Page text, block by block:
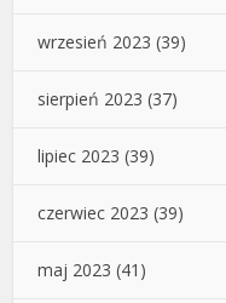
wrzesień 2023 (39)
sierpień 2023 (37)
lipiec 2023 (39)
czerwiec 2023 (39)
maj 2023 (41)